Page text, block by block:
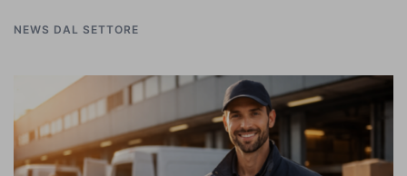
NEWS DAL SETTORE